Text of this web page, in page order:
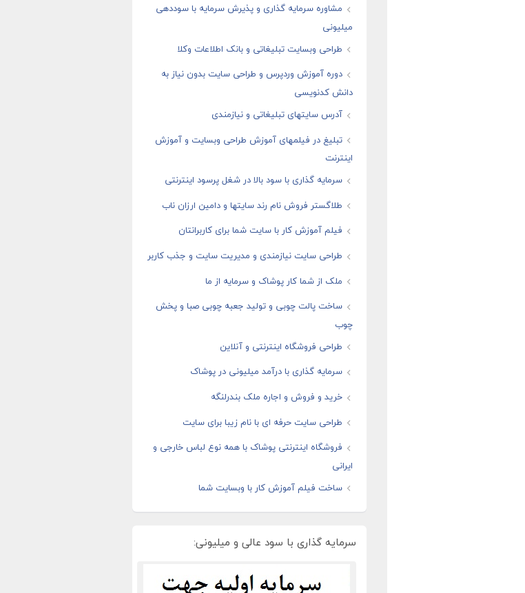
مشاوره سرمایه گذاری و پذیرش سرمایه با سوددهی
میلیونی
طراحی وبسایت تبلیغاتی و بانک اطلاعات وکلا
دوره آموزش وردپرس و طراحی سایت بدون نیاز به
دانش کدنویسی
آدرس سایتهای تبلیغاتی و نیازمندی
تبلیغ در فیلمهای آموزش طراحی وبسایت و آموزش
اینترنت
سرمایه گذاری با سود بالا در شغل پرسود اینترنتی
طلاگستر فروش نام رند سایتها و دامین ارزان ناب
فیلم آموزش کار با سایت شما برای کاربرانتان
طراحی سایت نیازمندی و مدیریت سایت و جذب کاربر
ملک از شما کار پوشاک و سرمایه از ما
ساخت پالت چوبی و تولید جعبه چوبی صبا و پخش
چوب
طراحی فروشگاه اینترنتی و آنلاین
سرمایه گذاری با درآمد میلیونی در پوشاک
خرید و فروش و اجاره ملک بندرلنگه
طراحی سایت حرفه ای با نام زیبا برای سایت
فروشگاه اینترنتی پوشاک با همه نوع لباس خارجی و
ایرانی
ساخت فیلم آموزش کار با وبسایت شما
سرمایه گذاری با سود عالی و میلیونی: